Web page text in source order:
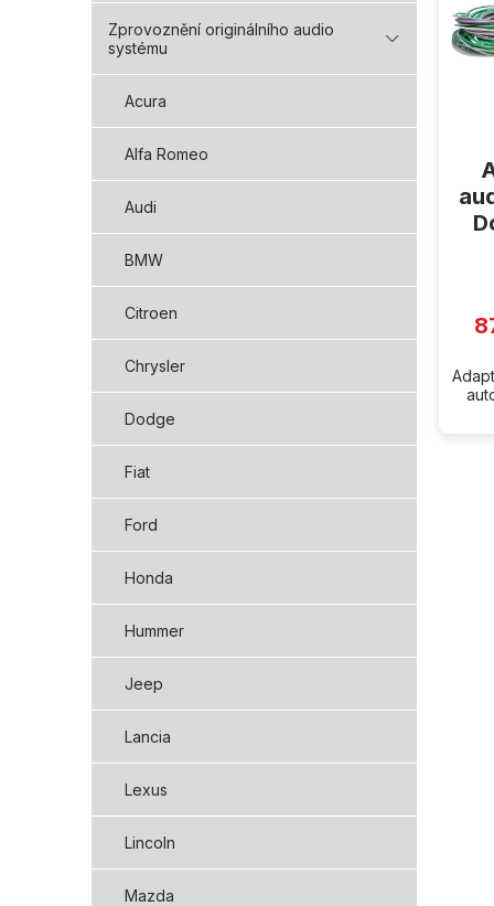
Zprovoznění originálního audio
systému
Acura
Alfa Romeo
Audi
BMW
Citroen
Chrysler
Dodge
Fiat
Ford
Honda
Hummer
Jeep
Lancia
Lexus
Lincoln
Mazda
p